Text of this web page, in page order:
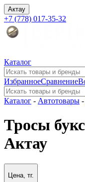
Актау
+7 (778) 017-35-32
Каталог
ИзбранноеСравнение
Каталог - Автотовары -
Тросы
Актау
Цена, тг.